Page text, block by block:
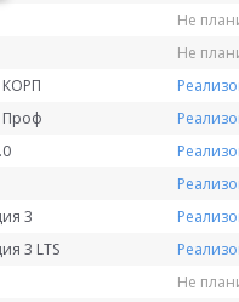
Не
Не
КОРП
Проф
3
3 LTS
Не